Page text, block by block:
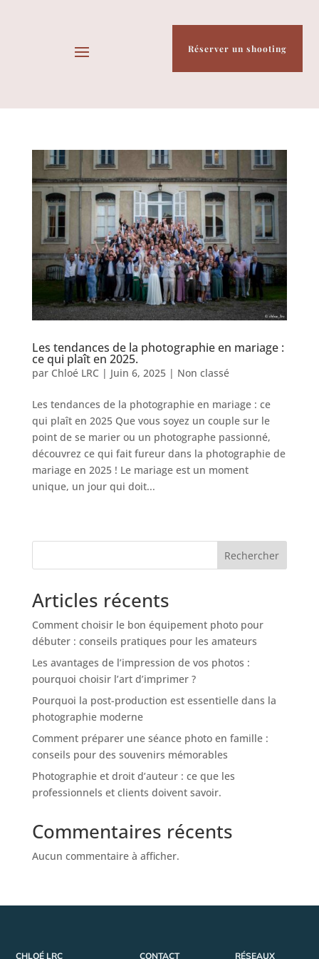
Réserver un shooting
Les tendances de la photographie en mariage :
ce qui plaît en 2025.
par Chloé LRC | Juin 6, 2025| Non classé
Les tendances de la photographie en mariage : ce
qui plaît en 2025 Que vous soyez un couple sur le
point de se marier ou un photographe passionné,
découvrez ce qui fait fureur dans la photographie de
mariage en 2025 ! Le mariage est un moment
unique, un jour qui doit...
Rechercher
Articles récents
Comment choisir le bon équipement photo pour
débuter : conseils pratiques pour les amateurs
Les avantages de l’impression de vos photos :
pourquoi choisir l’art d’imprimer ?
Pourquoi la post-production est essentielle dans la
photographie moderne
Comment préparer une séance photo en famille :
conseils pour des souvenirs mémorables
Photographie et droit d’auteur : ce que les
professionnels et clients doivent savoir.
Commentaires récents
Aucun commentaire à afficher.
CHLOÉ LRC CONTACT RÉSEAUX